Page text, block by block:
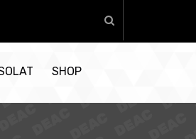
SHOP